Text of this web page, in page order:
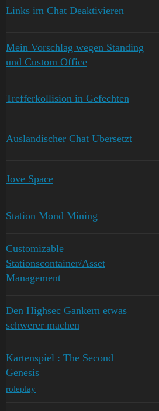
Links im Chat Deaktivieren
Mein Vorschlag wegen Standing
und Custom Office
Trefferkollision in Gefechten
Auslandischer Chat Ubersetzt
Jove Space
Station Mond Mining
Customizable
Stationscontainer/Asset
Management
Den Highsec Gankern etwas
schwerer machen
Kartenspiel : The Second
Genesis
roleplay